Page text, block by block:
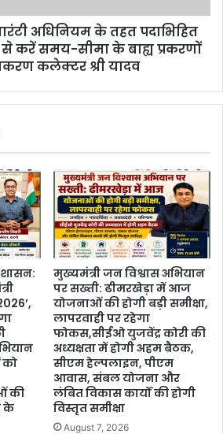
अधिनियम के तहत पदाभिहित
से करें समय-सीमा के बाह्य प्रकरणों
कलेक्टर श्री यादव
को
की
के
मुख्यमंत्री जन विश्वास अभियान
पर सख्ती: ढीमरखेड़ा में आज
योजनाओं की होगी बड़ी समीक्षा,
लापरवाही पर रहेगा
फोकस,सीईओ युजवेंद्र कोरी की
अध्यक्षता में होगी अहम बैठक,
सीएम हेल्पलाइन, पीएम
आवास, संबल योजना और
लंबित विकास कार्यों की होगी
विस्तृत समीक्षा
August 7, 2026